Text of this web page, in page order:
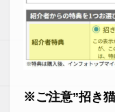
※ご注意”招き